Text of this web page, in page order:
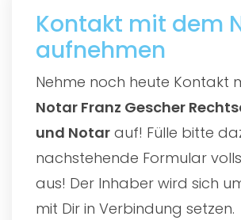
Kontakt mit dem
aufnehmen
Nehme noch heute Kontakt
Notar Franz Gescher
und Notar auf! Fülle bitte
nachstehende Formular
aus! Der Inhaber wird sich
mit Dir in Verbindung setzen.